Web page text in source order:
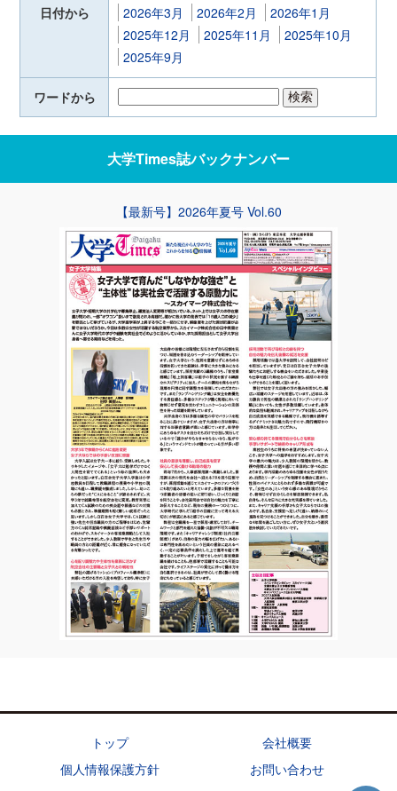
日付から
2026年3月
2026年2月
2026年1月
2025年12月
2025年11月
2025年10月
2025年9月
ワードから
大学Times誌バックナンバー
【最新号】2026年夏号 Vol.60
トップ
会社概要
個人情報保護方針
お問い合わせ